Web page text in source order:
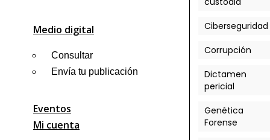
Medio digital
Consultar
Envía tu publicación
Eventos
Mi cuenta
Ciberseguridad
Corrupción
Dictamen
pericial
Genética
Forense